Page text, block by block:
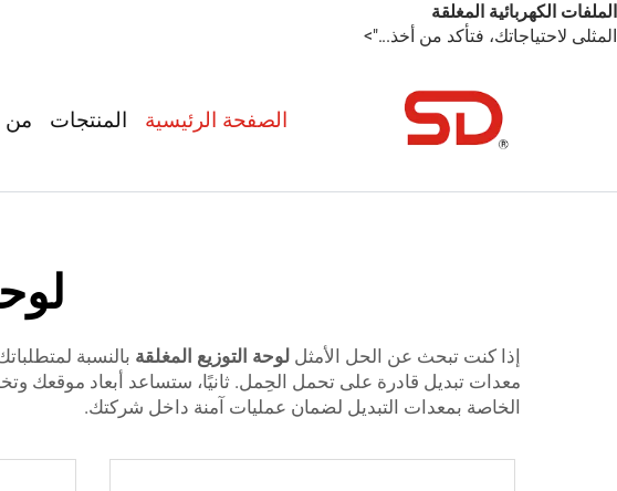
الملفات الكهربائية المغلقة
المثلى لاحتياجاتك، فتأكد من أخذ...">
الصفحة الرئيسية المنتجات من
إذا كنت تبحث عن الحل الأمثل لوحة التوزيع المغلقة بالنسبة
معدات تبديل قادرة على تحمل الحِمل. ثانيًا، ستساعد أبعاد موقعك
الخاصة بمعدات التبديل لضمان عمليات آمنة داخل شركتك.